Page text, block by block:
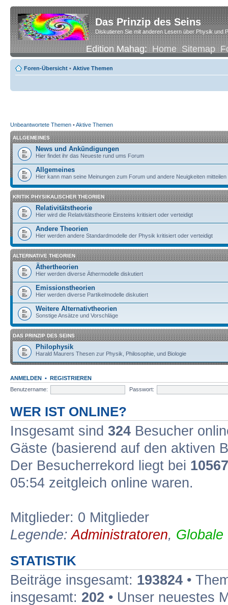
Das Prinzip des Seins
Diskutieren Sie mit anderen Lesern über Physik und
Edition Mahag:Home Sitemap
Foren-Übersicht • Aktive Themen
Unbeantwortete Themen •Aktive Themen
ALLGEMEINES
News und Ankündigungen
Hier findet ihr das Neueste rund ums Forum
Allgemeines
Hier kann man seine Meinungen zum Forum und andere Neuigkeiten mitteilen
KRITIK PHYSIKALISCHER THEORIEN
Relativitätstheorie
Hier wird die Relativitätstheorie Einsteins kritisiert oder verteidigt
Andere Theorien
Hier werden andere Standardmodelle der Physik kritisiert oder verteidigt
ALTERNATIVE THEORIEN
Äthertheorien
Hier werden diverse Äthermodelle diskutiert
Emissionstheorien
Hier werden diverse Partikelmodelle diskutiert
Weitere Alternativtheorien
Sonstige Ansätze und Vorschläge
DAS PRINZIP DES SEINS
Philophysik
Harald Maurers Thesen zur Physik, Philosophie, und Biologie
ANMELDEN • REGISTRIEREN
Benutzername:
Passwort:
WER IST ONLINE?
Insgesamt sind 324 Besucher
Gäste (basierend auf den aktiven
Der Besucherrekord liegt bei 10567
05:54 zeitgleich online waren.
Mitglieder: 0 Mitglieder
Legende:Administratoren, Globale
STATISTIK
Beiträge insgesamt: 193824 •
insgesamt: 202 • Unser neuestes